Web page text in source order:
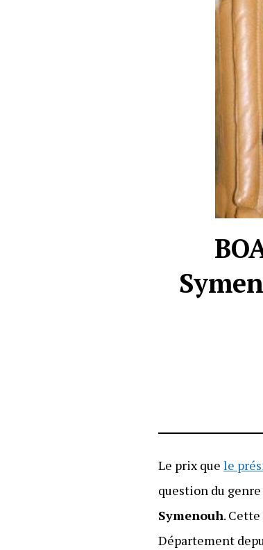
Le prix quele
question du
Symenouh.
Département